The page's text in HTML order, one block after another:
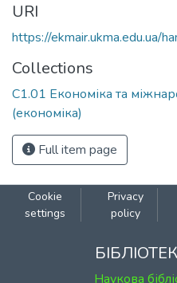
URI
https://
Collections
С1.01 Економіка та
(економіка)
Full item page
Cookie
settings
Privacy
policy
Наукова